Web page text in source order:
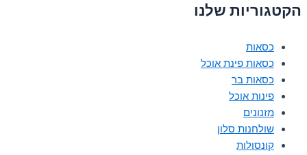
הקטגוריות שלנו
כסאות
כסאות פינת אוכל
כסאות בר
פינות אוכל
מזנונים
שולחנות סלון
קונסולות